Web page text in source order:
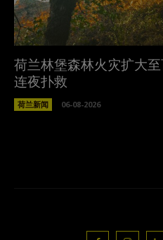
荷兰林堡森林火灾扩大
连夜扑救
荷兰新闻 06-08-2026